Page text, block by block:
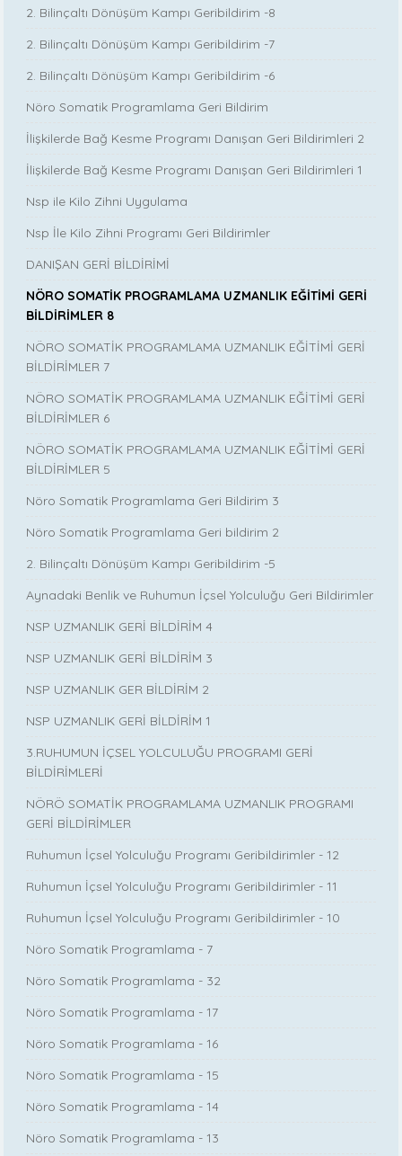
2. Bilinçaltı Dönüşüm Kampı Geribildirim -8
2. Bilinçaltı Dönüşüm Kampı Geribildirim -7
2. Bilinçaltı Dönüşüm Kampı Geribildirim -6
Nöro Somatik Programlama Geri Bildirim
İlişkilerde Bağ Kesme Programı Danışan Geri Bildirimleri 2
İlişkilerde Bağ Kesme Programı Danışan Geri Bildirimleri 1
Nsp ile Kilo Zihni Uygulama
Nsp İle Kilo Zihni Programı Geri Bildirimler
DANIŞAN GERİ BİLDİRİMİ
NÖRO SOMATİK PROGRAMLAMA UZMANLIK EĞİTİMİ GERİ
BİLDİRİMLER 8
NÖRO SOMATİK PROGRAMLAMA UZMANLIK EĞİTİMİ GERİ
BİLDİRİMLER 7
NÖRO SOMATİK PROGRAMLAMA UZMANLIK EĞİTİMİ GERİ
BİLDİRİMLER 6
NÖRO SOMATİK PROGRAMLAMA UZMANLIK EĞİTİMİ GERİ
BİLDİRİMLER 5
Nöro Somatik Programlama Geri Bildirim 3
Nöro Somatik Programlama Geri bildirim 2
2. Bilinçaltı Dönüşüm Kampı Geribildirim -5
Aynadaki Benlik ve Ruhumun İçsel Yolculuğu Geri Bildirimler
NSP UZMANLIK GERİ BİLDİRİM 4
NSP UZMANLIK GERİ BİLDİRİM 3
NSP UZMANLIK GER BİLDİRİM 2
NSP UZMANLIK GERİ BİLDİRİM 1
3.RUHUMUN İÇSEL YOLCULUĞU PROGRAMI GERİ
BİLDİRİMLERİ
NÖRÖ SOMATİK PROGRAMLAMA UZMANLIK PROGRAMI
GERİ BİLDİRİMLER
Ruhumun İçsel Yolculuğu Programı Geribildirimler - 12
Ruhumun İçsel Yolculuğu Programı Geribildirimler - 11
Ruhumun İçsel Yolculuğu Programı Geribildirimler - 10
Nöro Somatik Programlama - 7
Nöro Somatik Programlama - 32
Nöro Somatik Programlama - 17
Nöro Somatik Programlama - 16
Nöro Somatik Programlama - 15
Nöro Somatik Programlama - 14
Nöro Somatik Programlama - 13